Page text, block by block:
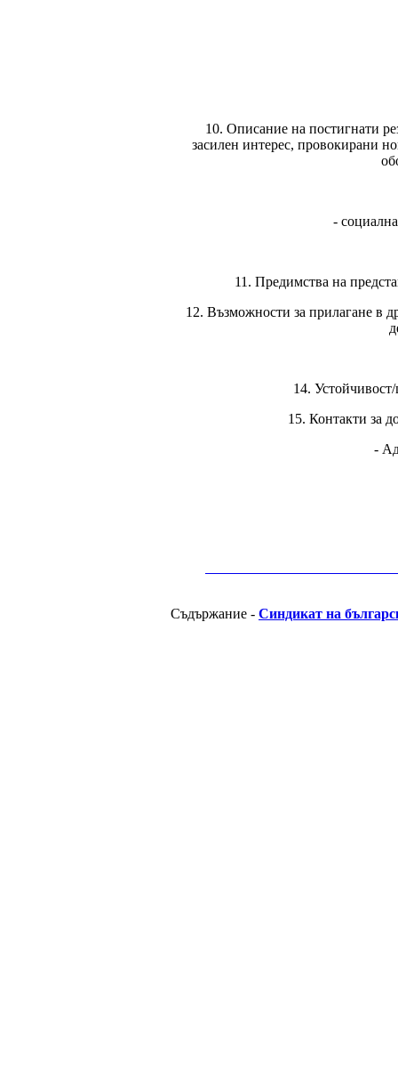
10. Описание на постигнати
засилен интерес, провокирани
-
11. Предимства на
12. Възможности за прилагане в
14.
15. Контакти за
-
Съдържание - Синдикат на